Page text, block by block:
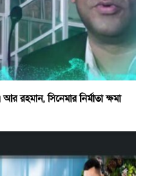
রহমান, সিনেমার নির্মাতা ক্ষমা